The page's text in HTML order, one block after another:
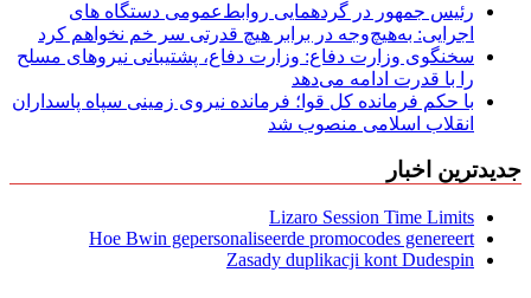
رئیس جمهور در گردهمایی روابط‌عمومی دستگاه های
اجرایی: به‌هیچ‌وجه در برابر هیچ قدرتی سر خم نخواهم کرد
سخنگوی وزارت دفاع: وزارت دفاع، پشتیبانی نیرو‌های مسلح
را با قدرت ادامه می‌دهد
با حکم فرمانده کل قوا؛ فرمانده نیروی زمینی سپاه پاسداران
انقلاب اسلامی منصوب شد
جدیدترین اخبار
Lizaro Session Time Limits
Hoe Bwin gepersonaliseerde promocodes genereert
Zasady duplikacji kont Dudespin